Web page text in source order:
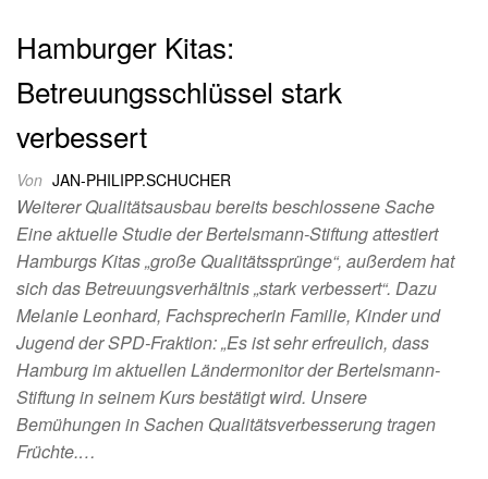
Hamburger Kitas:
Betreuungsschlüssel stark
verbessert
Von JAN-PHILIPP.SCHUCHER
Weiterer Qualitätsausbau bereits beschlossene Sache
Eine aktuelle Studie der Bertelsmann-Stiftung attestiert
Hamburgs Kitas „große Qualitätssprünge“, außerdem hat
sich das Betreuungsverhältnis „stark verbessert“. Dazu
Melanie Leonhard, Fachsprecherin Familie, Kinder und
Jugend der SPD-Fraktion: „Es ist sehr erfreulich, dass
Hamburg im aktuellen Ländermonitor der Bertelsmann-
Stiftung in seinem Kurs bestätigt wird. Unsere
Bemühungen in Sachen Qualitätsverbesserung tragen
Früchte.…